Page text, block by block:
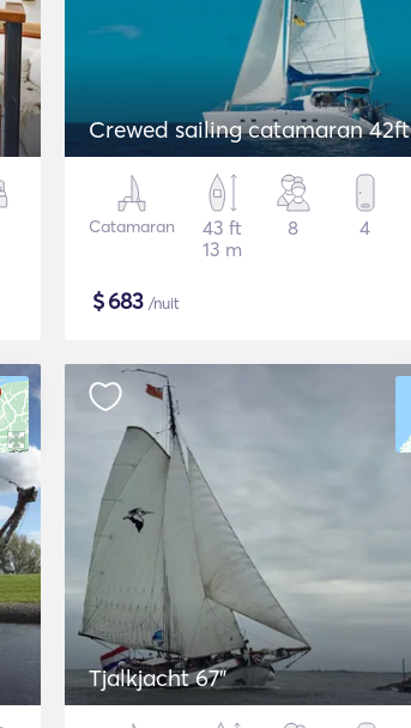
Crewed sailing catamaran 42ft
Catamaran
43 ft
13 m
8 4
$683 /nuit
Tjalkjacht 67"